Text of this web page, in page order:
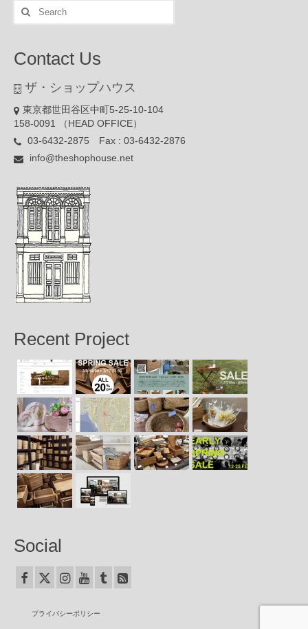
Search
for:
Contact Us
ザ・ショップハウス
東京都世田谷区中町5-25-10-104
158-0091 （HEAD OFFICE）
03-6432-2875 Fax : 03-6432-2876
info@theshophouse.net
Recent Project
Social
プライバシーポリシー